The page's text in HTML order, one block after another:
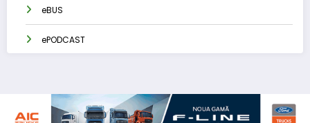
eBUS
ePODCAST